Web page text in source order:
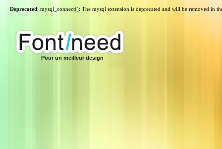
Deprecated: mysql_connect(): The mysql extension is deprecated and will be removed in
Pour un meilleur design